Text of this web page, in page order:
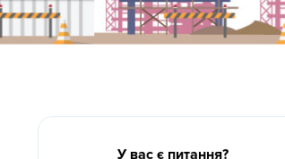
У вас є питання?